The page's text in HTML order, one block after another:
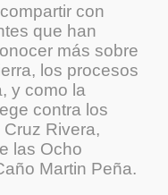
con
que han
más sobre
los procesos
y como la
contra los
Rivera,
las Ocho
Martin Peña.